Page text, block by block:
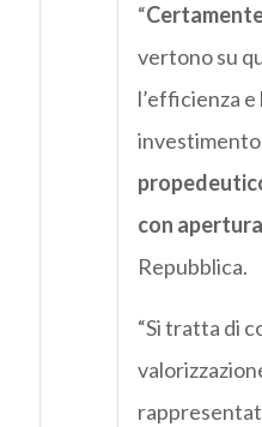
“
vertono su
l’efficienza
con apertura
Repubblica.
“Si tratta di